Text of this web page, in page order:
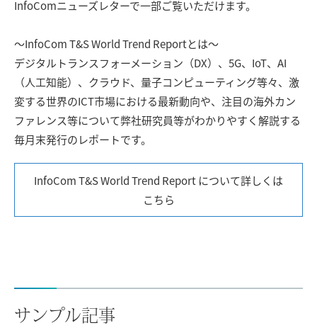
InfoComニューズレターで一部ご覧いただけます。
〜InfoCom T&S World Trend Reportとは〜
デジタルトランスフォーメーション（DX）、5G、IoT、AI
（人工知能）、クラウド、量子コンピューティング等々、激
変する世界のICT市場における最新動向や、注目の海外カン
ファレンス等について弊社研究員等がわかりやすく解説する
毎月末発行のレポートです。
InfoCom T&S World Trend Report について詳しくは
こちら
サンプル記事